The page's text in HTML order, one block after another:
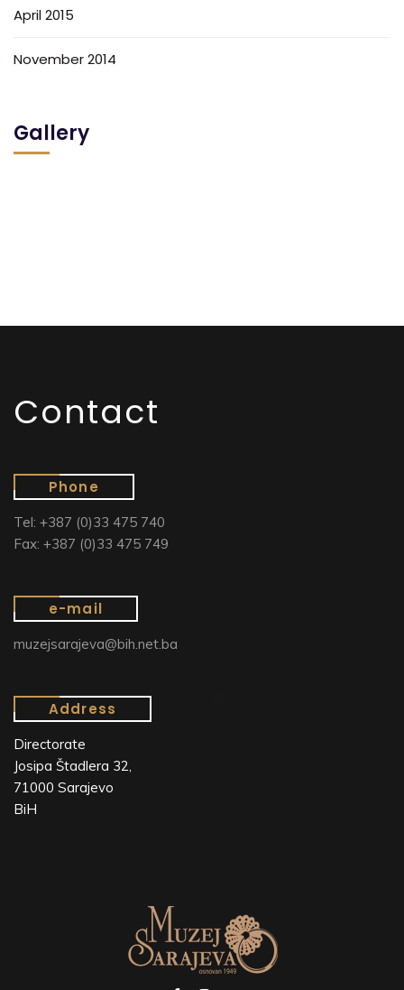
April 2015
November 2014
Gallery
Contact
Phone
Tel: +387 (0)33 475 740
Fax: +387 (0)33 475 749
e-mail
muzejsarajeva@bih.net.ba
Address
Directorate
Josipa Štadlera 32,
71000 Sarajevo
BiH